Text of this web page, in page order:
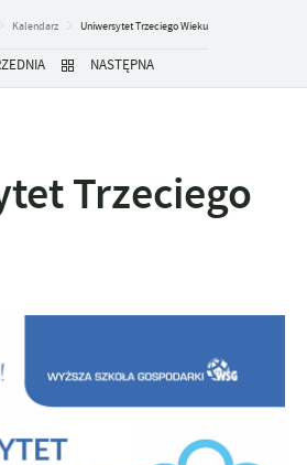
Kalendarz Uniwersytet Trzeciego Wieku
NASTĘPNA
Trzeciego